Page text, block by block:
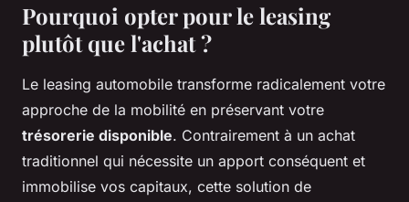
Pourquoi opter pour le leasing
plutôt que l'achat ?
Le leasing automobile transforme radicalement votre
approche de la mobilité en préservant votre
trésorerie disponible. Contrairement à un achat
traditionnel qui nécessite un apport conséquent et
immobilise vos capitaux, cette solution de